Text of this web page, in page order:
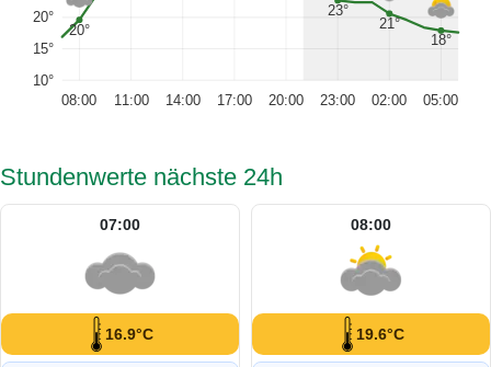
10°
15°
20°
20°
23°
21°
18°
08:00 11:00 14:00 17:00 20:00 23:00 02:00 05:00
Stundenwerte nächste 24h
07:00
16.9°C
08:00
19.6°C